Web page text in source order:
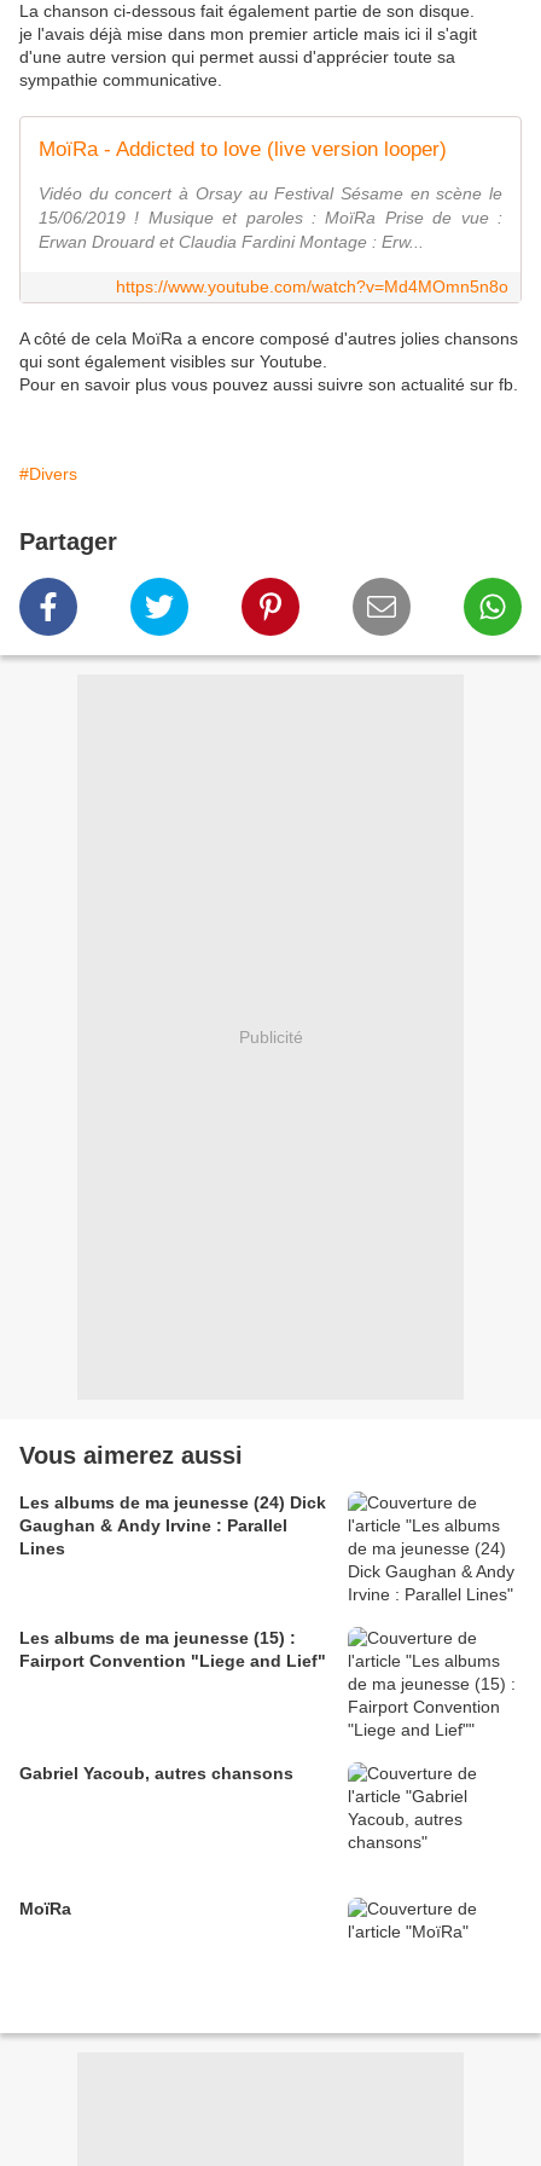
La chanson ci-dessous fait également partie de son disque.
je l'avais déjà mise dans mon premier article mais ici il s'agit
d'une autre version qui permet aussi d'apprécier toute sa
sympathie communicative.
MoïRa - Addicted to love (live version looper)
Vidéo du concert à Orsay au Festival Sésame en scène le
15/06/2019 ! Musique et paroles : MoïRa Prise de vue :
Erwan Drouard et Claudia Fardini Montage : Erw...
https://www.youtube.com/watch?v=Md4MOmn5n8o
A côté de cela MoïRa a encore composé d'autres jolies chansons
qui sont également visibles sur Youtube.
Pour en savoir plus vous pouvez aussi suivre son actualité sur fb.
#Divers
Partager
Publicité
Vous aimerez aussi
Les albums de ma jeunesse (24) Dick
Gaughan & Andy Irvine : Parallel
Lines
Les albums de ma jeunesse (15) :
Fairport Convention "Liege and Lief"
Gabriel Yacoub, autres chansons
MoïRa